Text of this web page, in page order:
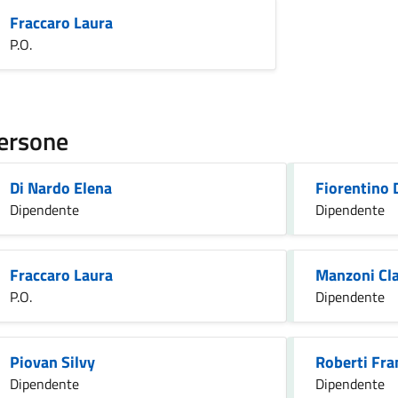
Fraccaro Laura
P.O.
Di Nardo Elena
Dipendente
Fiorentino
Dipendente
Fraccaro Laura
P.O.
Manzoni
Dipendente
Piovan Silvy
Dipendente
Roberti
Dipendente